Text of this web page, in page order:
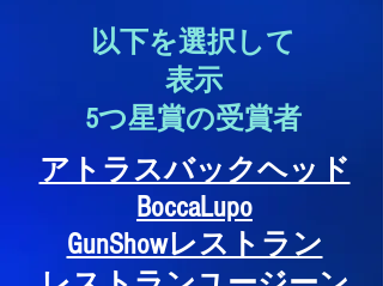
以下を選択して
表示
5つ星賞の受賞者
アトラスバックヘッド
BoccaLupo
GunShowレストラン